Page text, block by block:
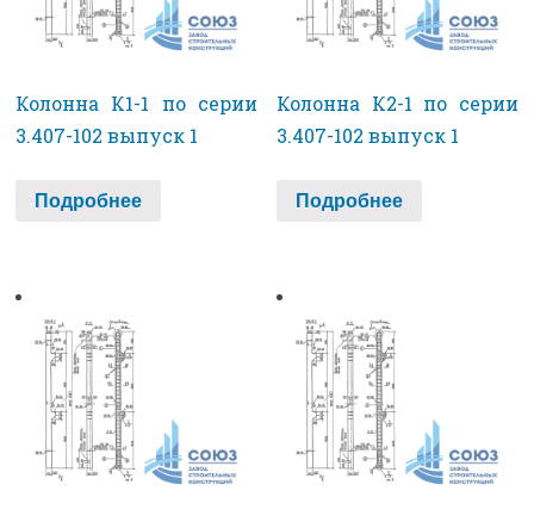
Колонна К1-1 по серии
3.407-102 выпуск 1
Подробнее
Колонна К2-1 по серии
3.407-102 выпуск 1
Подробнее